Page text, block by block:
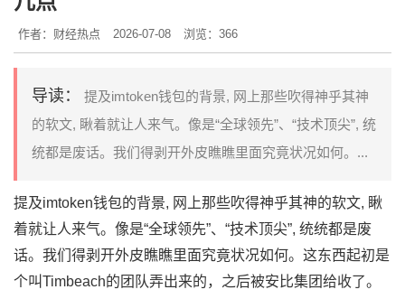
作者：财经热点 2026-07-08 浏览：366
导读：
提及imtoken钱包的背景, 网上那些吹得神乎其神
的软文, 瞅着就让人来气。像是“全球领先”、“技术顶尖”, 统
统都是废话。我们得剥开外皮瞧瞧里面究竟状况如何。...
提及imtoken钱包的背景, 网上那些吹得神乎其神的软文, 瞅
着就让人来气。像是“全球领先”、“技术顶尖”, 统统都是废
话。我们得剥开外皮瞧瞧里面究竟状况如何。这东西起初是
个叫Timbeach的团队弄出来的，之后被安比集团给收了。